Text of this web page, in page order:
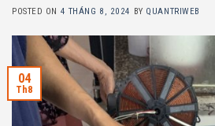
POSTED ON 4 THÁNG 8, 2024 BY QUANTRIWEB
04
Th8